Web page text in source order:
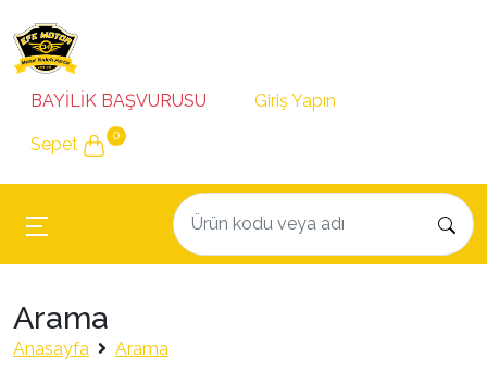
BAYİLİK BAŞVURUSU Giriş Yapın
Sepet 0
Arama
Anasayfa Arama